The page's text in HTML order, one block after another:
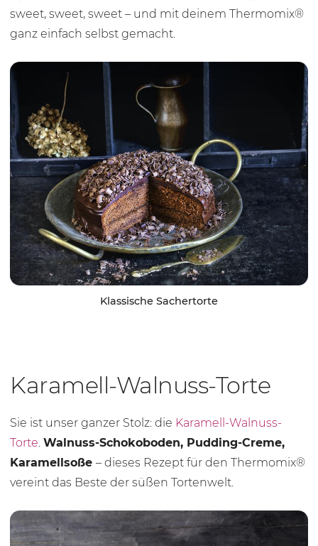
sweet, sweet, sweet – und mit deinem Thermomix®
ganz einfach selbst gemacht.
Klassische Sachertorte
Karamell-Walnuss-Torte
Sie ist unser ganzer Stolz: die Karamell-Walnuss-
Torte. Walnuss-Schokoboden, Pudding-Creme,
Karamellsoße – dieses Rezept für den Thermomix®
vereint das Beste der süßen Tortenwelt.